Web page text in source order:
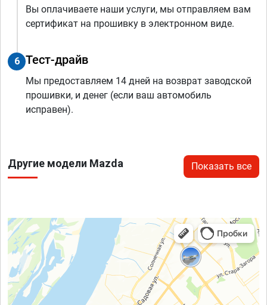
Вы оплачиваете наши услуги, мы отправляем вам
сертификат на прошивку в электронном виде.
6 Тест-драйв
Мы предоставляем 14 дней на возврат заводской
прошивки, и денег (если ваш автомобиль
исправен).
Другие модели Mazda Показать все